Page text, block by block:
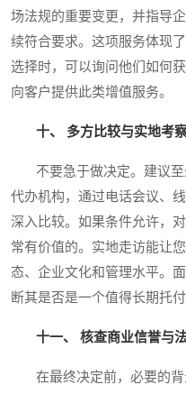
场法规的重要变更，并指导
续符合要求。这项服务体现
选择时，可以询问他们如何
向客户提供此类增值服务。
十、 多方比较与实地考
不要急于做决定。建议至
代办机构，通过电话会议、
深入比较。如果条件允许，
常有价值的。实地走访能让
态、企业文化和管理水平。
断其是否是一个值得长期托付
十一、 核查商业信誉与
在最终决定前，必要的背